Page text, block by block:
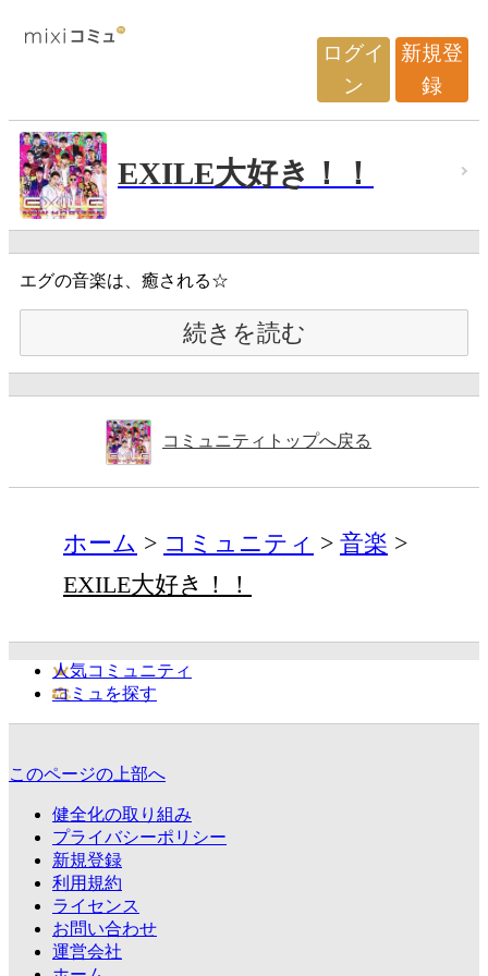
ログイ
ン
新規登
録
EXILE大好き！！
エグの音楽は、癒される☆
続きを読む
コミュニティトップへ戻る
ホーム コミュニティ
音楽
EXILE大好き！！
人気コミュニティ
コミュを探す
このページの上部へ
健全化の取り組み
プライバシーポリシー
新規登録
利用規約
ライセンス
お問い合わせ
運営会社